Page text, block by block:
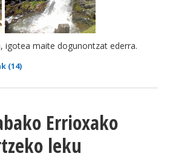
igotea maite dogunontzat ederra.
(14)
Errioxako
leku